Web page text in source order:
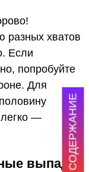
СОДЕРЖАНИЕ
разных хватов
Если
попробуйте
Для
легко —
выпады